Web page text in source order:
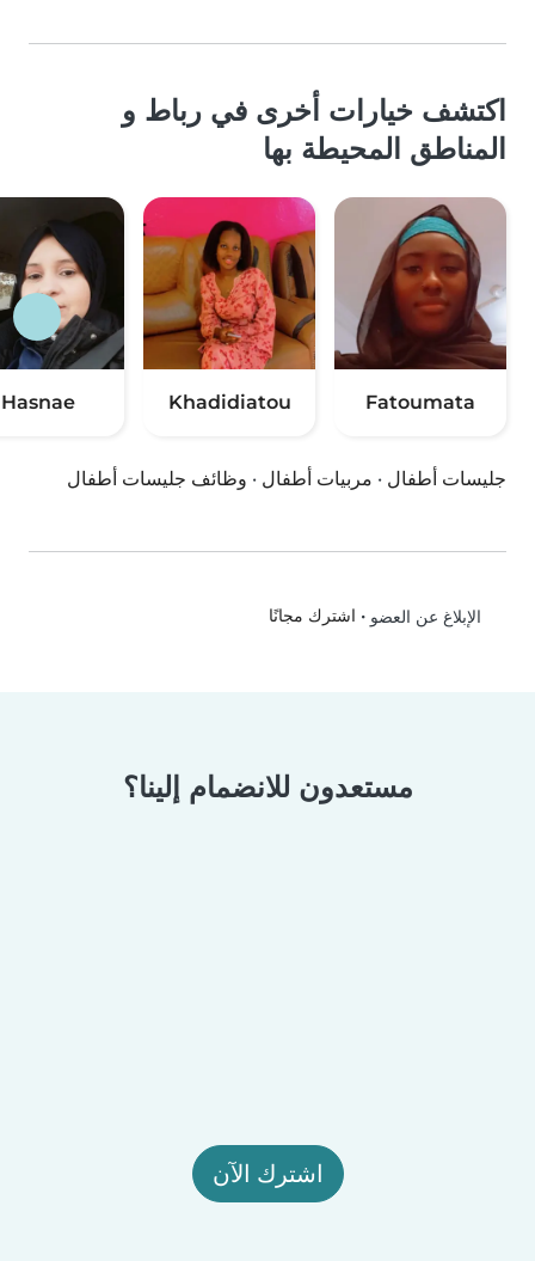
اكتشف خيارات أخرى في رباط و
المناطق المحيطة بها
Fatoumata
Khadidiatou
Hasnae
جليسات أطفال · مربيات أطفال · وظائف جليسات أطفال
الإبلاغ عن العضو • اشترك مجانًا
مستعدون للانضمام إلينا؟
اشترك الآن